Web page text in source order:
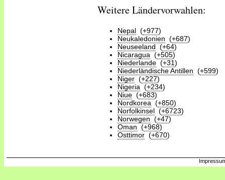
Weitere Ländervorwahlen:
Nepal (+977)
Neukaledonien (+687)
Neuseeland (+64)
Nicaragua (+505)
Niederlande (+31)
Niederländische Antillen (+599)
Niger (+227)
Nigeria (+234)
Niue (+683)
Nordkorea (+850)
Norfolkinsel (+6723)
Norwegen (+47)
Oman (+968)
Osttimor (+670)